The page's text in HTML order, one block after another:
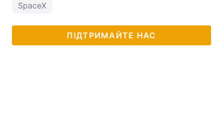
SpaceX
ПІДТРИМАЙТЕ НАС